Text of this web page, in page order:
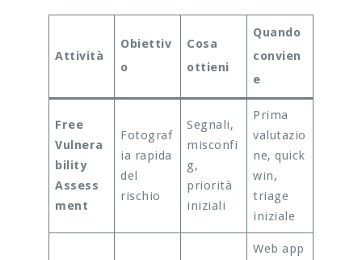
Attività
Obiettiv
o
Cosa
ottieni
Quando
convien
e
Free
Vulnera
bility
Assess
ment
Fotograf
ia rapida
del
rischio
Segnali,
misconfi
g,
priorità
iniziali
Prima
valutazio
ne, quick
win,
triage
iniziale
Web app